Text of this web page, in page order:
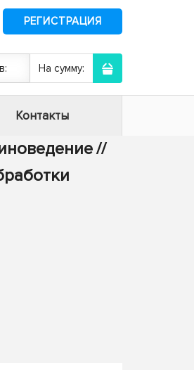
РЕГИСТРАЦИЯ
На сумму:
Контакты
//